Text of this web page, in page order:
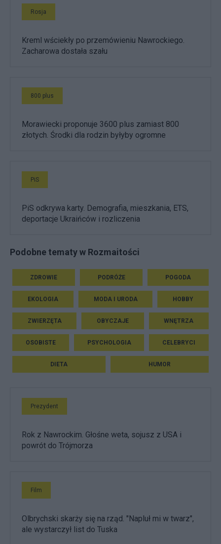
Rosja
Kreml wściekły po przemówieniu Nawrockiego.
Zacharowa dostała szału
800 plus
Morawiecki proponuje 3600 plus zamiast 800
złotych. Środki dla rodzin byłyby ogromne
PiS
PiS odkrywa karty. Demografia, mieszkania, ETS,
deportacje Ukraińców i rozliczenia
Podobne tematy w Rozmaitości
ZDROWIE PODRÓŻE POGODA
EKOLOGIA MODA I URODA HOBBY
ZWIERZĘTA OBYCZAJE WNĘTRZA
OSOBISTE PSYCHOLOGIA CELEBRYCI
DIETA HUMOR
Prezydent
Rok z Nawrockim. Głośne weta, sojusz z USA i
powrót do Trójmorza
Film
Olbrychski skarży się na rząd. "Napluł mi w twarz",
ale wystarczył list do Tuska